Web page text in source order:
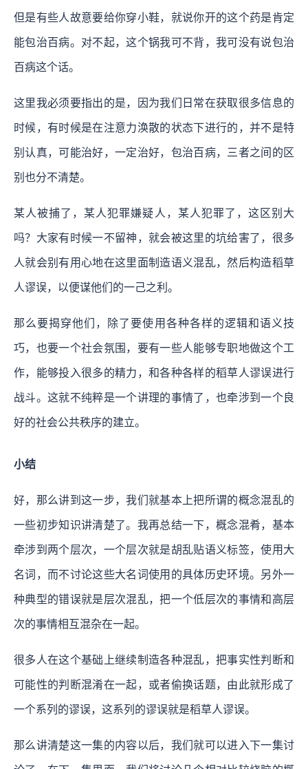
但是有些人故意要给你穿小鞋，就说你开的这个药是肯定
能包治百病。对不起，这个锅我可不背，我可没有说包治
百病这个话。
这里我必须要指出的是，因为我们日常在获取很多信息的
时候，有时候是在注意力涣散的状态下进行的，并不是特
别认真，可能治好，一定治好，包治百病，三者之间的区
别也分不清楚。
某人被捕了，某人犯罪嫌疑人，某人犯罪了，这区别大
吗？大家有时候一不留神，就会被这里的坑给害了，很多
人就会别有用心地在这里面制造语义混乱，然后构造稻草
人谬误，以便谋他们的一己之利。
那么要揭穿他们，除了要使用各种各样的逻辑和语义技
巧，也要一个社会氛围，要有一些人能够专职地做这个工
作，能够投入很多的精力，和各种各样的稻草人谬误进行
战斗。这就不纯粹是一个讲理的事情了，也牵涉到一个良
好的社会公共秩序的建立。
小结
好，那么讲到这一步，我们就基本上把所谓的概念混乱的
一些初步知识讲清楚了。我再总结一下，概念混肴，基本
牵涉到两个层次，一个层次就是胡乱贴语义标签，使用大
名词，而不讨论这些大名词使用的具体历史环境。另外一
种典型的错误就是层次混乱，把一个低层次的事情和高层
次的事情相互混杂在一起。
很多人在这个基础上继续制造各种混乱，把事实性判断和
可能性的判断混淆在一起，或者偷换话题，由此就形成了
一个系列的谬误，这系列的谬误就是稻草人谬误。
那么讲清楚这一集的内容以后，我们就可以进入下一集讨